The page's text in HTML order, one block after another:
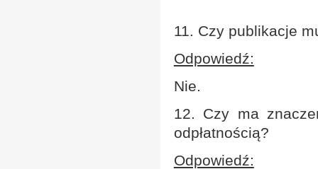
11. Czy publikacje
Odpowiedź:
Nie.
12. Czy ma
odpłatnością?
Odpowiedź: